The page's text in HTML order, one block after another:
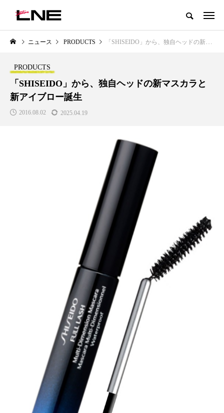
グローバルビューティ＆ヘルスケアビジネス誌
LIFESTYLE
SNSの「加工顔」と美容医療｜AI
BUSINESS
GWI調査から読み解く2030年の
都市型スパ――身近なウェルネ
の次世代モデル
2026.08.06
FEATURED 注目の企画
TAG LIST タグ一覧
BeautyTech
Gemini Instagram SaaS
TikTok アスタキサンチン
ニュース PRODUCTS 「SHISEIDO」から、独自ヘッドの新マスカラと新アイブロー誕生
PRODUCTS
「SHISEIDO」から、独自ヘッドの新マスカラと
新アイブロー誕生
2016.08.02 2025.04.19